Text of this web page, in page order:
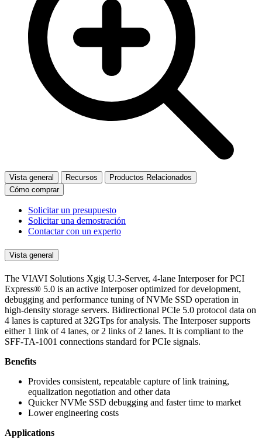
Vista general Recursos
Productos Relacionados
Cómo comprar
Solicitar un presupuesto
Solicitar una demostración
Contactar con un experto
Vista general
The VIAVI Solutions Xgig U.3-Server, 4-lane Interposer for PCI
Express® 5.0 is an active Interposer optimized for development,
debugging and performance tuning of NVMe SSD operation in
high-density storage servers. Bidirectional PCIe 5.0 protocol data on
4 lanes is captured at 32GTps for analysis. The Interposer supports
either 1 link of 4 lanes, or 2 links of 2 lanes. It is compliant to the
SFF-TA-1001 connections standard for PCIe signals.
Benefits
Provides consistent, repeatable capture of link training,
equalization negotiation and other data
Quicker NVMe SSD debugging and faster time to market
Lower engineering costs
Applications